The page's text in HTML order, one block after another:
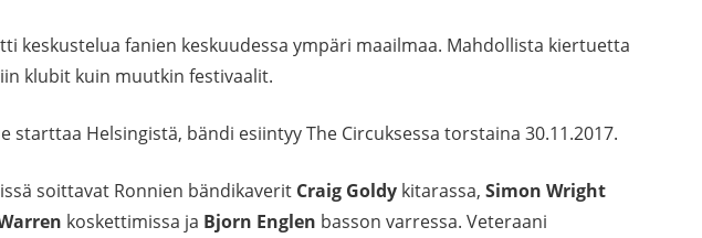
keskustelua fanien keskuudessa ympäri maailmaa. Mahdollista kiertuetta
klubit kuin muutkin festivaalit.
starttaa Helsingistä, bändi esiintyy The Circuksessa torstaina 30.11.2017.
soittavat Ronnien bändikaverit Craig Goldy kitarassa, Simon Wright
koskettimissa ja Bjorn Englen basson varressa. Veteraani